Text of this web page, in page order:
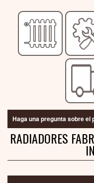
Haga una pregunta sobre el
RADIADORES